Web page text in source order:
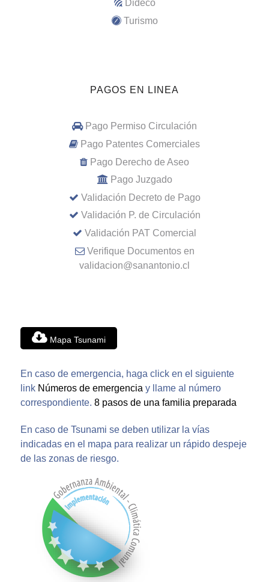
Dideco
Turismo
PAGOS EN LINEA
Pago Permiso Circulación
Pago Patentes Comerciales
Pago Derecho de Aseo
Pago Juzgado
Validación Decreto de Pago
Validación P. de Circulación
Validación PAT Comercial
Verifique Documentos en
validacion@sanantonio.cl
Mapa Tsunami
En caso de emergencia, haga click en el siguiente
link Números de emergencia y llame al número
correspondiente. 8 pasos de una familia preparada
En caso de Tsunami se deben utilizar la vías
indicadas en el mapa para realizar un rápido despeje
de las zonas de riesgo.